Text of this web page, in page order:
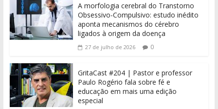
A morfologia cerebral do Transtorno
Obsessivo-Compulsivo: estudo inédito
aponta mecanismos do cérebro
ligados à origem da doença
27 de julho de 2026 0
GritaCast #204 | Pastor e professor
Paulo Rogério fala sobre fé e
educação em mais uma edição
especial